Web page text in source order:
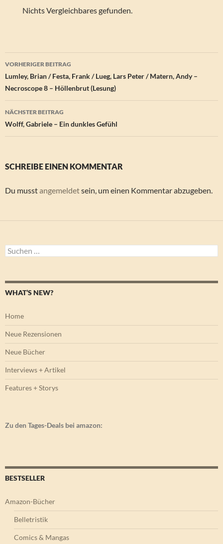
Nichts Vergleichbares gefunden.
Beitragsnavigation
VORHERIGER BEITRAG
Lumley, Brian / Festa, Frank / Lueg, Lars Peter / Matern, Andy –
Necroscope 8 – Höllenbrut (Lesung)
NÄCHSTER BEITRAG
Wolff, Gabriele – Ein dunkles Gefühl
SCHREIBE EINEN KOMMENTAR
Du musstangemeldetsein, um einen Kommentar abzugeben.
Suchen
nach:
WHAT’S NEW?
Home
Neue Rezensionen
Neue Bücher
Interviews + Artikel
Features + Storys
Zu den Tages-Deals bei amazon:
BESTSELLER
Amazon-Bücher
Belletristik
Comics & Mangas